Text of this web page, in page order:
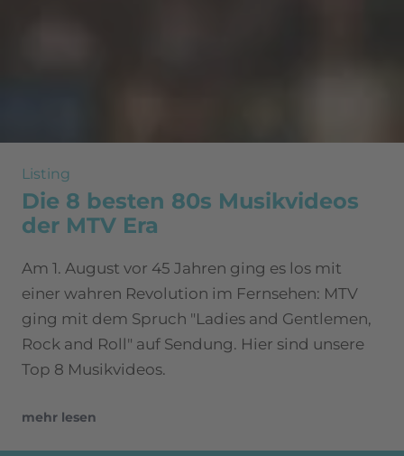
Listing
Die 8 besten 80s Musikvideos
der MTV Era
Am 1. August vor 45 Jahren ging es los mit
einer wahren Revolution im Fernsehen: MTV
ging mit dem Spruch "Ladies and Gentlemen,
Rock and Roll" auf Sendung. Hier sind unsere
Top 8 Musikvideos.
mehr lesen